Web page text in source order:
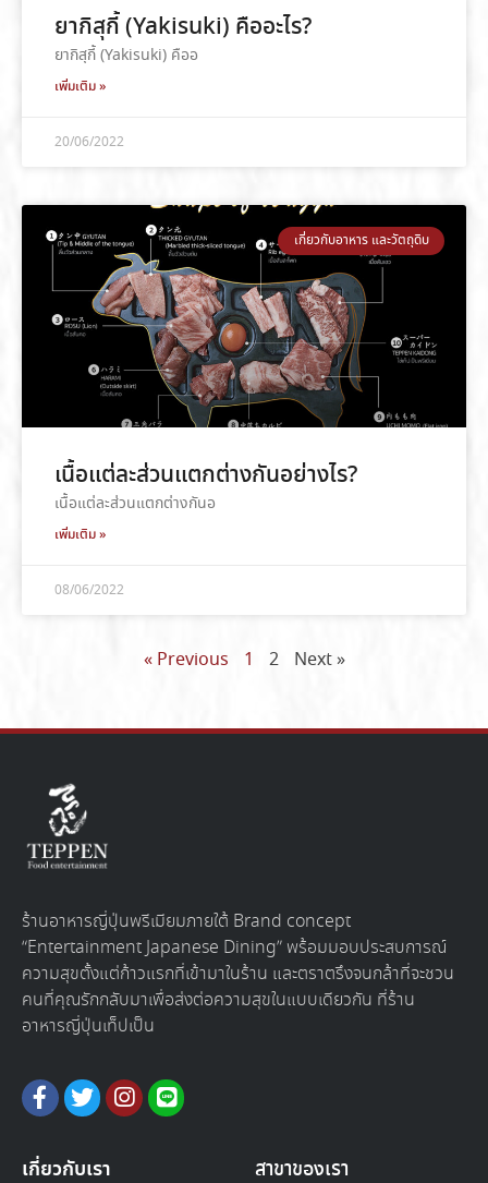
ยากิสุกี้ (Yakisuki) คืออะไร?
ยากิสุกี้ (Yakisuki) คืออ
เพิ่มเติม »
20/06/2022
เกี่ยวกับอาหาร และวัตถุดิบ
เนื้อแต่ละส่วนแตกต่างกันอย่างไร?
เนื้อแต่ละส่วนแตกต่างกันอ
เพิ่มเติม »
08/06/2022
« Previous 1 2 Next »
ร้านอาหารญี่ปุ่นพรีเมียมภายใต้ Brand concept
“Entertainment Japanese Dining” พร้อมมอบประสบการณ์
ความสุขตั้งแต่ก้าวแรกที่เข้ามาในร้าน และตราตรึงจนกล้าที่จะชวน
คนที่คุณรักกลับมาเพื่อส่งต่อความสุขในแบบเดียวกัน ที่ร้าน
อาหารญี่ปุ่นเท็ปเป็น
เกี่ยวกับเรา สาขาของเรา